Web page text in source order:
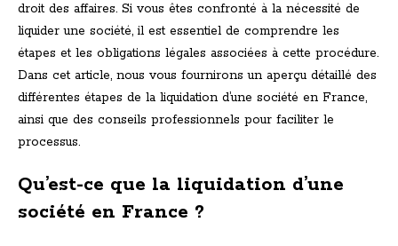
droit des affaires. Si vous êtes confronté à la nécessité de
liquider une société, il est essentiel de comprendre les
étapes et les obligations légales associées à cette procédure.
Dans cet article, nous vous fournirons un aperçu détaillé des
différentes étapes de la liquidation d’une société en France,
ainsi que des conseils professionnels pour faciliter le
processus.
Qu’est-ce que la liquidation d’une
société en France ?